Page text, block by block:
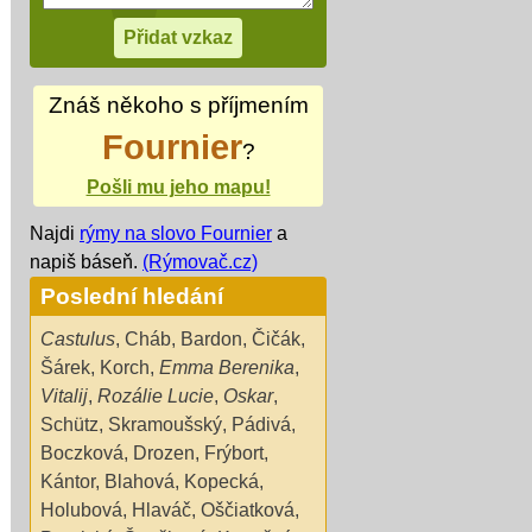
Znáš někoho s příjmením
Fournier?
Pošli mu jeho mapu!
Najdi rýmy na slovo Fournier a
napiš báseň. (Rýmovač.cz)
Poslední hledání
Castulus, Cháb, Bardon, Čičák,
Šárek, Korch, Emma Berenika,
Vitalij, Rozálie Lucie, Oskar,
Schütz, Skramoušský, Pádivá,
Boczková, Drozen, Frýbort,
Kántor, Blahová, Kopecká,
Holubová, Hlaváč, Oščiatková,